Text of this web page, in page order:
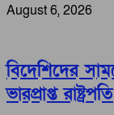
August 6, 2026
বিদেশিদের
ভারপ্রাপ্ত রাষ্ট্রপতি